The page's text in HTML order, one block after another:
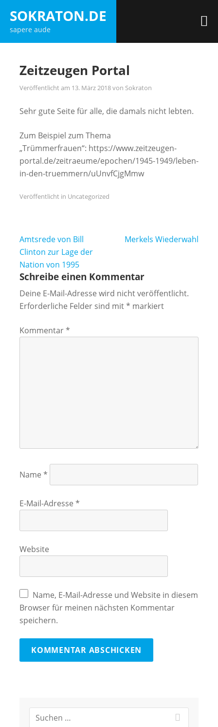
Inhalt
springen
SOKRATON.DE
sapere aude
Zeitzeugen Portal
Veröffentlicht am 13. März 2018von Sokraton
Sehr gute Seite für alle, die damals nicht lebten.
Zum Beispiel zum Thema
„Trümmerfrauen“: https://www.zeitzeugen-
portal.de/zeitraeume/epochen/1945-1949/leben-
in-den-truemmern/uUnvfCjgMmw
Veröffentlicht in Uncategorized
Beitragsnavigation
Amtsrede von Bill
Clinton zur Lage der
Nation von 1995
Merkels Wiederwahl
Schreibe einen Kommentar
Deine E-Mail-Adresse wird nicht veröffentlicht.
Erforderliche Felder sind mit* markiert
Kommentar*
Name *
E-Mail-Adresse *
Website
Name, E-Mail-Adresse und Website in diesem
Browser für meinen nächsten Kommentar
speichern.